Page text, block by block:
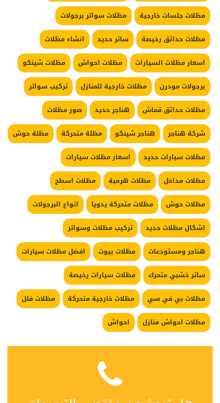
مظلات جلسات خارجية
مظلات سواتر برجولات
مظلات حدائق رخيصة
ساتر حديد
انشاء مظلات
اسعار مظلات السيارات
مظلات احواش
مظلات شينكو
برجولات مودرن
مظلات خارجية للمنازل
تركيب سواتر
مظلات حدائق قماش
هناجر حديد
صور مظلات
شركة هناجر
هناجر شينكو مظلة متحركة
مظلة حوش
مظلات سيارات حديد
اسعار مظلات سيارات
مظلات مداخل
مظلات هرمية
مظلات اسطح
مظلات حوش
مظلات متحركة يدويا
انواع البرجولات
اشكال مظلات حديد
تركيب مظلات وسواتر
هناجر ومستودعات
مظلات بيوت
افضل مظلات سيارات
ساتر خشبي متحرك
مظلات سيارات رخيصة
مظلات بي في سي
مظلات خارجية متحركة
مظلات فلل
مظلات احواش منازل
احواش